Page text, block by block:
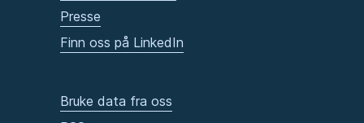
Presse
Finn oss på LinkedIn
Bruke data fra oss